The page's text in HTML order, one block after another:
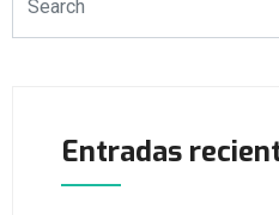
Entradas